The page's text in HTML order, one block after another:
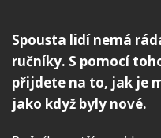
Spousta lidí nemá
ručníky. S pomocí
přijdete na to, jak je
jako když byly nové.